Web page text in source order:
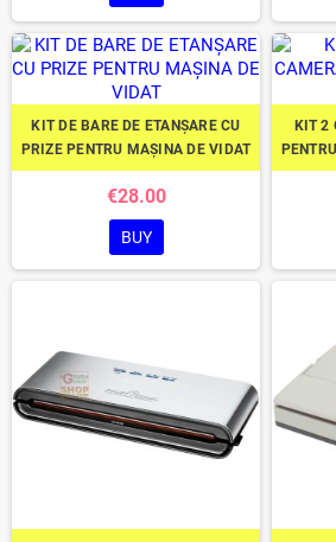
KIT DE BARE DE ETANȘARE CU
PRIZE PENTRU MAȘINA DE VIDAT
€28.00
BUY
KIT 2